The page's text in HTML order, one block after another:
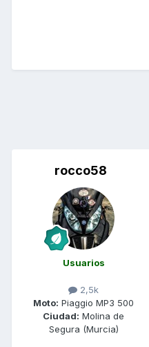
rocco58
Usuarios
2,5k
Moto: Piaggio MP3 500
Ciudad: Molina de
Segura (Murcia)